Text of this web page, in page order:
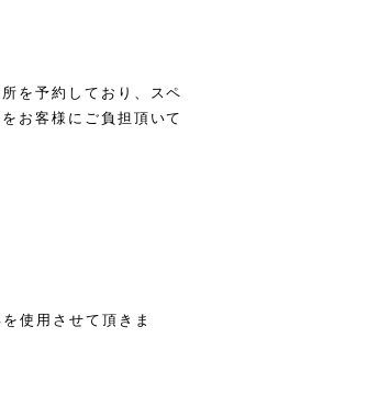
を予約しており、スペ
お客様にご負担頂いて
使用させて頂きま